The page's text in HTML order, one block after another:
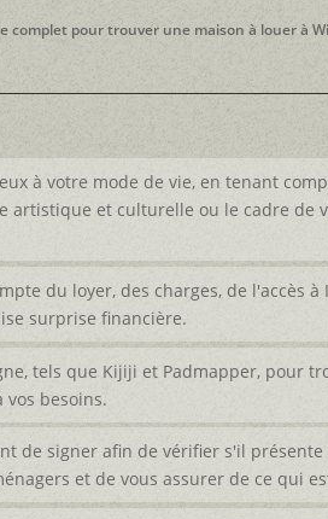
complet pour trouver une maison à louer à
à votre mode de vie, en tenant
artistique et culturelle ou le cadre de
du loyer, des charges, de l'accès
surprise financière.
tels que Kijiji et Padmapper, pour
besoins.
de signer afin de vérifier s'il présente
et de vous assurer de ce qui